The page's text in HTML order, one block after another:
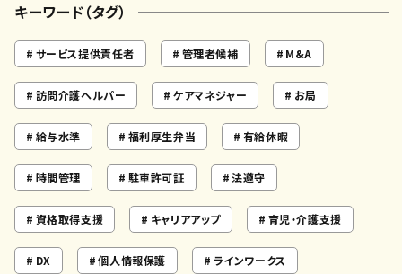
キーワード（タグ）
サービス提供責任者 管理者候補 M&A
訪問介護ヘルパー ケアマネジャー お局
給与水準 福利厚生弁当 有給休暇
時間管理 駐車許可証 法遵守
資格取得支援 キャリアアップ 育児・介護支援
DX 個人情報保護 ラインワークス